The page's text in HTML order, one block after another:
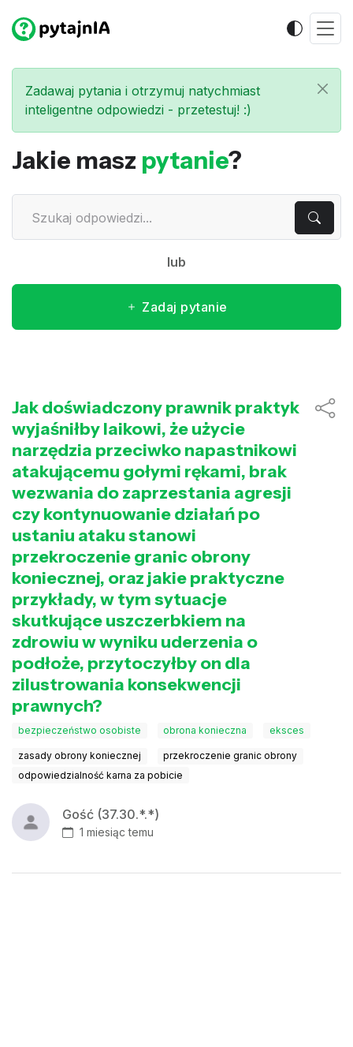
Zadawaj pytania i otrzymuj natychmiast
inteligentne odpowiedzi - przetestuj! :)
Jakie masz pytanie?
lub
Zadaj pytanie
Jak doświadczony prawnik praktyk
wyjaśniłby laikowi, że użycie
narzędzia przeciwko napastnikowi
atakującemu gołymi rękami, brak
wezwania do zaprzestania agresji
czy kontynuowanie działań po
ustaniu ataku stanowi
przekroczenie granic obrony
koniecznej, oraz jakie praktyczne
przykłady, w tym sytuacje
skutkujące uszczerbkiem na
zdrowiu w wyniku uderzenia o
podłoże, przytoczyłby on dla
zilustrowania konsekwencji
prawnych?
bezpieczeństwo osobiste obrona konieczna eksces
zasady obrony koniecznej
przekroczenie granic obrony
odpowiedzialność karna za pobicie
Gość (37.30.*.*)
1 miesiąc temu